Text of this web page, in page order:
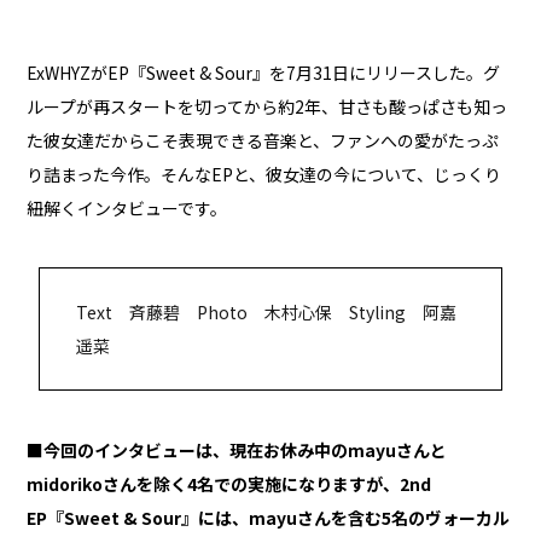
ExWHYZがEP『Sweet & Sour』を7月31日にリリースした。グ
ループが再スタートを切ってから約2年、甘さも酸っぱさも知っ
た彼女達だからこそ表現できる音楽と、ファンへの愛がたっぷ
り詰まった今作。そんなEPと、彼女達の今について、じっくり
紐解くインタビューです。
Text 斉藤碧 Photo 木村心保 Styling 阿嘉
遥菜
■今回のインタビューは、現在お休み中のmayuさんと
midorikoさんを除く4名での実施になりますが、2nd
EP『Sweet & Sour』には、mayuさんを含む5名のヴォーカル